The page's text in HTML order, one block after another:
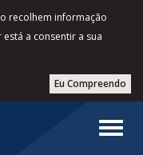
recolhem informação
a consentir a sua
Eu Compreendo